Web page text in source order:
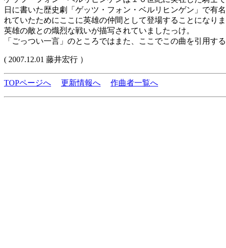
日に書いた歴史劇「ゲッツ・フォン・ベルリヒンゲン」で有
れていたためにここに英雄の仲間として登場することになり
英雄の敵との熾烈な戦いが描写されていましたっけ。
「ごっつい一言」のところではまた、ここでこの曲を引用す
( 2007.12.01 藤井宏行 ）
TOPページへ 更新情報へ 作曲者一覧へ